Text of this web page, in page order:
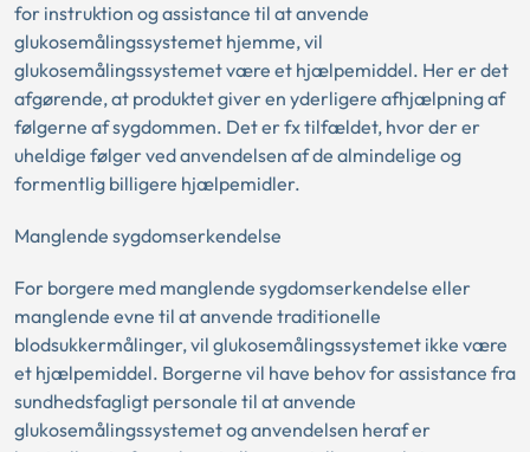
for instruktion og assistance til at anvende
glukosemålingssystemet hjemme, vil
glukosemålingssystemet være et hjælpemiddel. Her er det
afgørende, at produktet giver en yderligere afhjælpning af
følgerne af sygdommen. Det er fx tilfældet, hvor der er
uheldige følger ved anvendelsen af de almindelige og
formentlig billigere hjælpemidler.
Manglende sygdomserkendelse
For borgere med manglende sygdomserkendelse eller
manglende evne til at anvende traditionelle
blodsukkermålinger, vil glukosemålingssystemet ikke være
et hjælpemiddel. Borgerne vil have behov for assistance fra
sundhedsfagligt personale til at anvende
glukosemålingssystemet og anvendelsen heraf er